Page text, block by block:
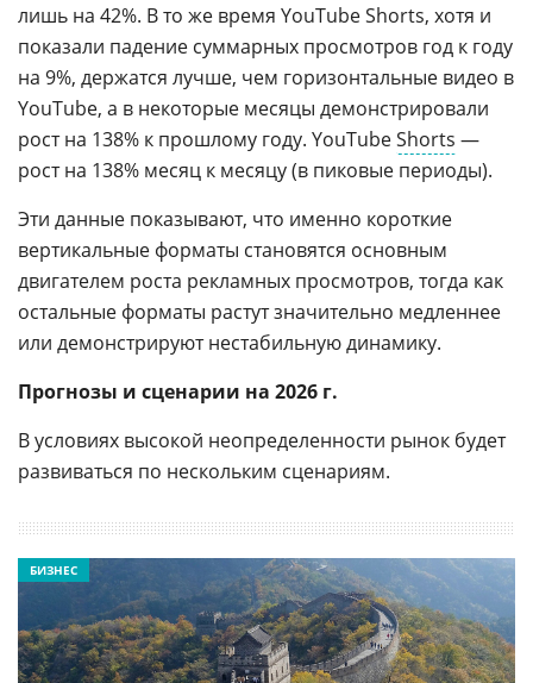
лишь на 42%. В то же время YouTube Shorts, хотя и
показали падение суммарных просмотров год к году
на 9%, держатся лучше, чем горизонтальные видео в
YouTube, а в некоторые месяцы демонстрировали
рост на 138% к прошлому году. YouTubeShorts —
рост на 138% месяц к месяцу (в пиковые периоды).
Эти данные показывают, что именно короткие
вертикальные форматы становятся основным
двигателем роста рекламных просмотров, тогда как
остальные форматы растут значительно медленнее
или демонстрируют нестабильную динамику.
Прогнозы и сценарии на 2026 г.
В условиях высокой неопределенности рынок будет
развиваться по нескольким сценариям.
БИЗНЕС